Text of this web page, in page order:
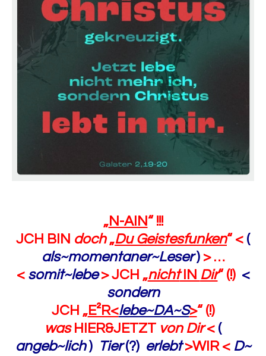
„N-AIN“ !!!
JCH BIN doch„Du Geistesfunken“ < (
als~momentaner~Leser) > …
< somit~lebe> JCH „nichtIN Dir“ (!) <
sondern
JCH „E²R<lebe~DA~S>“ (!)
wasHIER&JETZT von Dir< (
angeb~lich)Tier(?) erlebt>WIR < D~